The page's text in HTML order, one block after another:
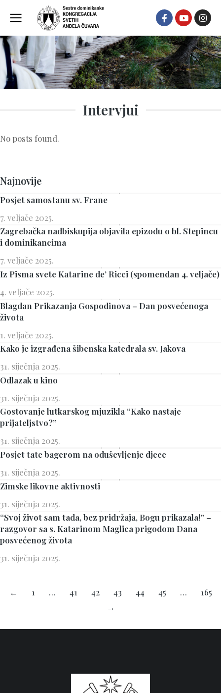
Intervjui
No posts found.
Najnovije
Posjet samostanu sv. Frane
7. veljače 2025.
Zagrebačka nadbiskupija objavila epizodu o bl. Stepincu
i dominikancima
7. veljače 2025.
Iz Pisma svete Katarine de’ Ricci (spomendan 4. veljače)
4. veljače 2025.
Blagdan Prikazanja Gospodinova – Dan posvećenoga
života
1. veljače 2025.
Kako je izgrađena šibenska katedrala sv. Jakova
31. siječnja 2025.
Odlazak u kino
31. siječnja 2025.
Gostovanje lutkarskog mjuzikla “Kako nastaje
prijateljstvo?”
31. siječnja 2025.
Posjet tate bagerom na oduševljenje djece
31. siječnja 2025.
Zimske likovne aktivnosti
31. siječnja 2025.
“Svoj život sam tada, bez pridržaja, Bogu prikazala!” –
razgovor sa s. Katarinom Maglica prigodom Dana
posvećenog života
31. siječnja 2025.
← 1 … 41 42 43 44 45 …
165
→